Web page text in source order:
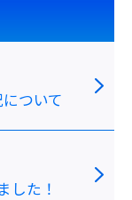
ついて
した！